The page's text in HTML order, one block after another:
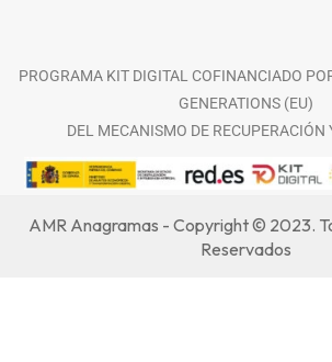
PROGRAMA KIT DIGITAL COFINANCIADO
GENERATIONS (EU)
DEL MECANISMO DE RECUPERACIÓN
AMR Anagramas - Copyright © 2023.
Reservados